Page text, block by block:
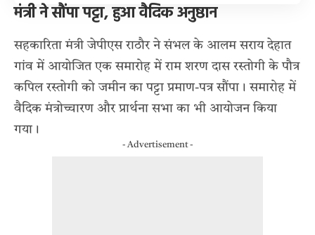
मंत्री ने सौंपा पट्टा, हुआ वैदिक अनुष्ठान
सहकारिता मंत्री जेपीएस राठौर ने संभल के आलम सराय देहात
गांव में आयोजित एक समारोह में राम शरण दास रस्तोगी के पौत्र
कपिल रस्तोगी को जमीन का पट्टा प्रमाण-पत्र सौंपा। समारोह में
वैदिक मंत्रोच्चारण और प्रार्थना सभा का भी आयोजन किया
गया।
- Advertisement -